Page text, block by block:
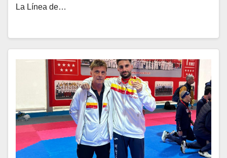
La Línea de…